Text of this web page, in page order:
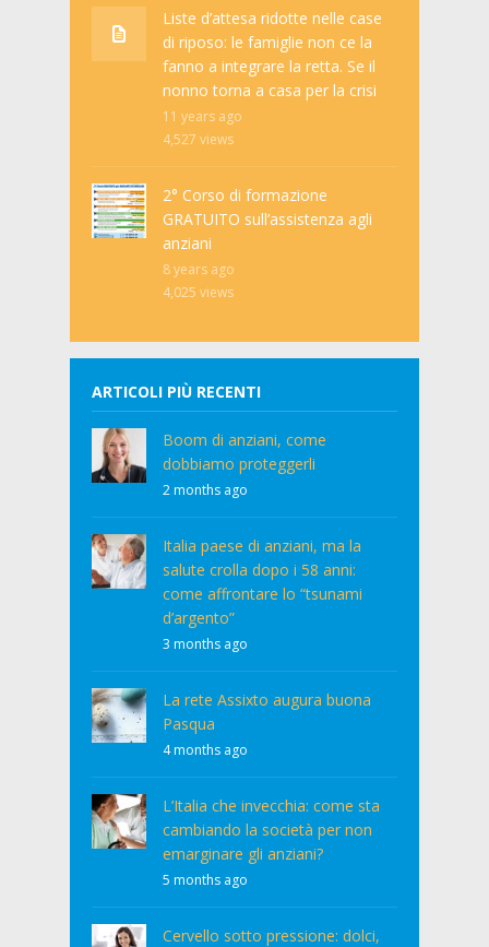
Liste d’attesa ridotte nelle case
di riposo: le famiglie non ce la
fanno a integrare la retta. Se il
nonno torna a casa per la crisi
11 years ago
4,527 views
2° Corso di formazione
GRATUITO sull’assistenza agli
anziani
8 years ago
4,025 views
ARTICOLI PIÙ RECENTI
Boom di anziani, come
dobbiamo proteggerli
2 months ago
Italia paese di anziani, ma la
salute crolla dopo i 58 anni:
come affrontare lo “tsunami
d’argento”
3 months ago
La rete Assixto augura buona
Pasqua
4 months ago
L’Italia che invecchia: come sta
cambiando la società per non
emarginare gli anziani?
5 months ago
Cervello sotto pressione: dolci,